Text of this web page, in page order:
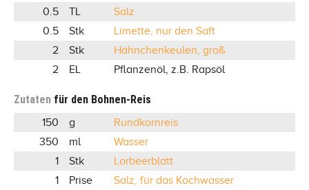
0.5
TL
Salz
0.5
Stk
Limette, nur den Saft
2
Stk
Hähnchenkeulen, groß
2
EL Pflanzenöl, z.B. Rapsöl
Zutaten für den Bohnen-Reis
150 g
Rundkornreis
350
ml
Wasser
1
Stk
Lorbeerblatt
1
Prise
Salz, für das Kochwasser